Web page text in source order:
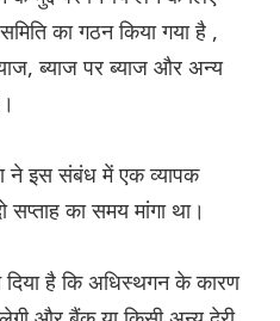
का गठन किया गया है ,
ब्याज पर ब्याज और अन्य
ने इस संबंध में एक व्यापक
का समय मांगा था।
है कि अधिस्थगन के कारण